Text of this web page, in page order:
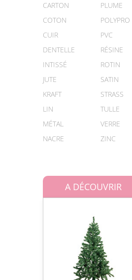
CARTON
COTON
CUIR
DENTELLE
INTISSÉ
JUTE
KRAFT
LIN
MÉTAL
NACRE
PLUME
POLYPRO
PVC
RÉSINE
ROTIN
SATIN
STRASS
TULLE
VERRE
ZINC
A DÉCOUVRIR